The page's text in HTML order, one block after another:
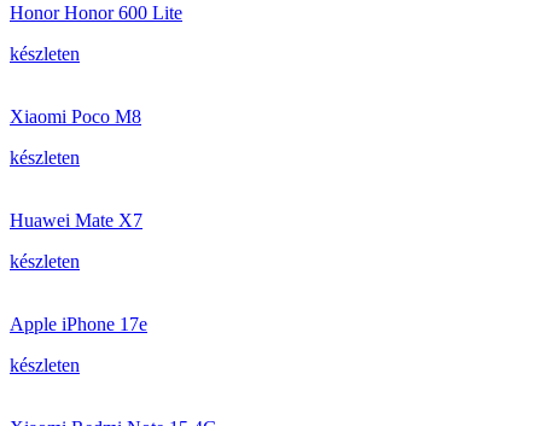
Honor Honor 600 Lite
készleten
Xiaomi Poco M8
készleten
Huawei Mate X7
készleten
Apple iPhone 17e
készleten